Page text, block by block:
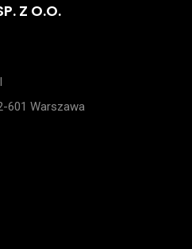
Z O.O.
601 Warszawa